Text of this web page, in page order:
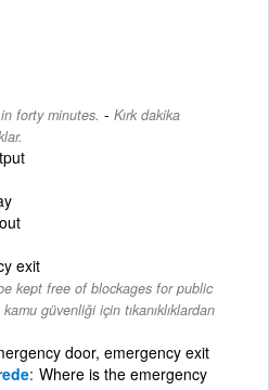
forty minutes. - Kırk dakika
exit
kept free of blockages for public
kamu güvenliği için tıkanıklıklardan
door, emergency exit
Where is the emergency